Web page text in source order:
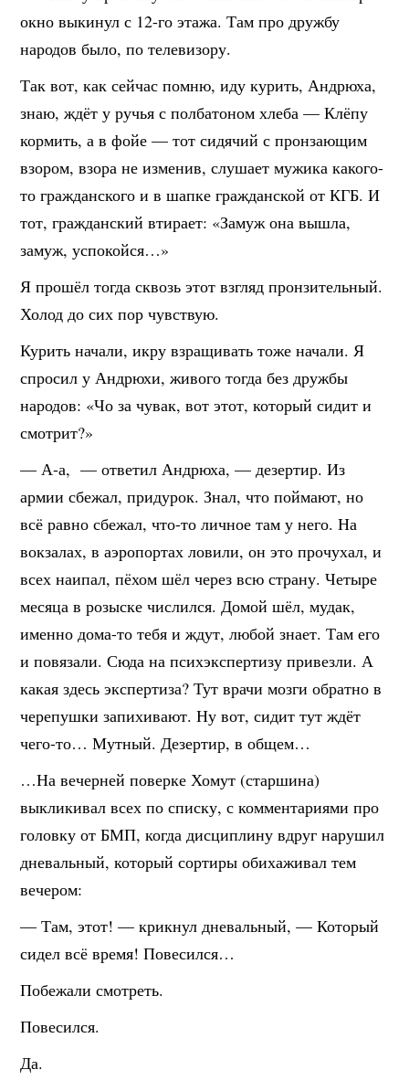
окно выкинул с 12-го этажа. Там про дружбу
народов было, по телевизору.
Так вот, как сейчас помню, иду курить, Андрюха,
знаю, ждёт у ручья с полбатоном хлеба — Клёпу
кормить, а в фойе — тот сидячий с пронзающим
взором, взора не изменив, слушает мужика какого-
то гражданского и в шапке гражданской от КГБ. И
тот, гражданский втирает: «Замуж она вышла,
замуж, успокойся…»
Я прошёл тогда сквозь этот взгляд пронзительный.
Холод до сих пор чувствую.
Курить начали, икру взращивать тоже начали. Я
спросил у Андрюхи, живого тогда без дружбы
народов: «Чо за чувак, вот этот, который сидит и
смотрит?»
— А-а, — ответил Андрюха, — дезертир. Из
армии сбежал, придурок. Знал, что поймают, но
всё равно сбежал, что-то личное там у него. На
вокзалах, в аэропортах ловили, он это прочухал, и
всех наипал, пёхом шёл через всю страну. Четыре
месяца в розыске числился. Домой шёл, мудак,
именно дома-то тебя и ждут, любой знает. Там его
и повязали. Сюда на психэкспертизу привезли. А
какая здесь экспертиза? Тут врачи мозги обратно в
черепушки запихивают. Ну вот, сидит тут ждёт
чего-то… Мутный. Дезертир, в общем…
…На вечерней поверке Хомут (старшина)
выкликивал всех по списку, с комментариями про
головку от БМП, когда дисциплину вдруг нарушил
дневальный, который сортиры обихаживал тем
вечером:
— Там, этот! — крикнул дневальный, — Который
сидел всё время! Повесился…
Побежали смотреть.
Повесился.
Да.